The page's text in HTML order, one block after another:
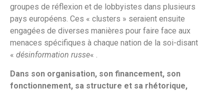
groupes de réflexion et de lobbyistes dans plusieurs
pays européens. Ces « clusters » seraient ensuite
engagées de diverses manières pour faire face aux
menaces spécifiques à chaque nation de la soi-disant
« désinformation russe« .
Dans son organisation, son financement, son
fonctionnement, sa structure et sa rhétorique,